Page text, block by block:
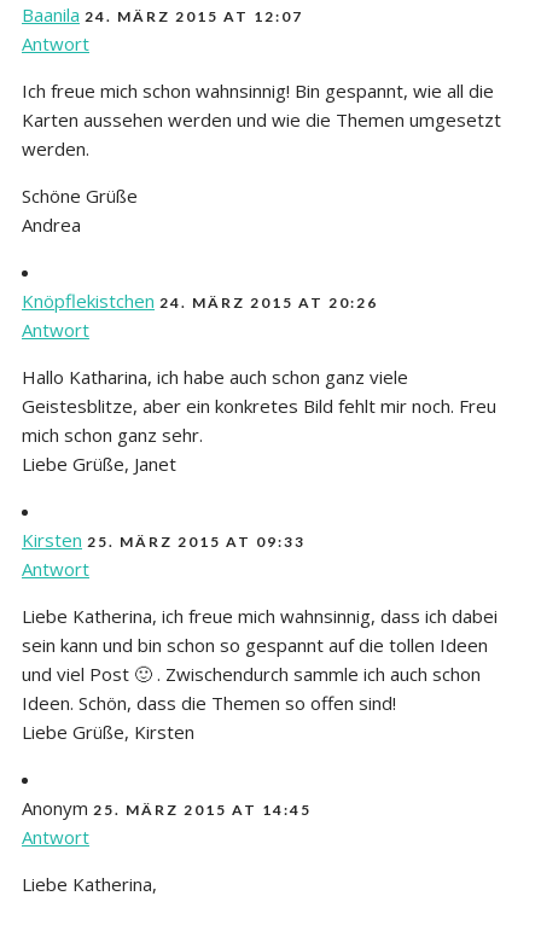
Baanila 24. MÄRZ 2015 AT 12:07
Antwort
Ich freue mich schon wahnsinnig! Bin gespannt, wie all die
Karten aussehen werden und wie die Themen umgesetzt
werden.
Schöne Grüße
Andrea
Knöpflekistchen 24. MÄRZ 2015 AT 20:26
Antwort
Hallo Katharina, ich habe auch schon ganz viele
Geistesblitze, aber ein konkretes Bild fehlt mir noch. Freu
mich schon ganz sehr.
Liebe Grüße, Janet
Kirsten 25. MÄRZ 2015 AT 09:33
Antwort
Liebe Katherina, ich freue mich wahnsinnig, dass ich dabei
sein kann und bin schon so gespannt auf die tollen Ideen
und viel Post 🙂 . Zwischendurch sammle ich auch schon
Ideen. Schön, dass die Themen so offen sind!
Liebe Grüße, Kirsten
Anonym 25. MÄRZ 2015 AT 14:45
Antwort
Liebe Katherina,